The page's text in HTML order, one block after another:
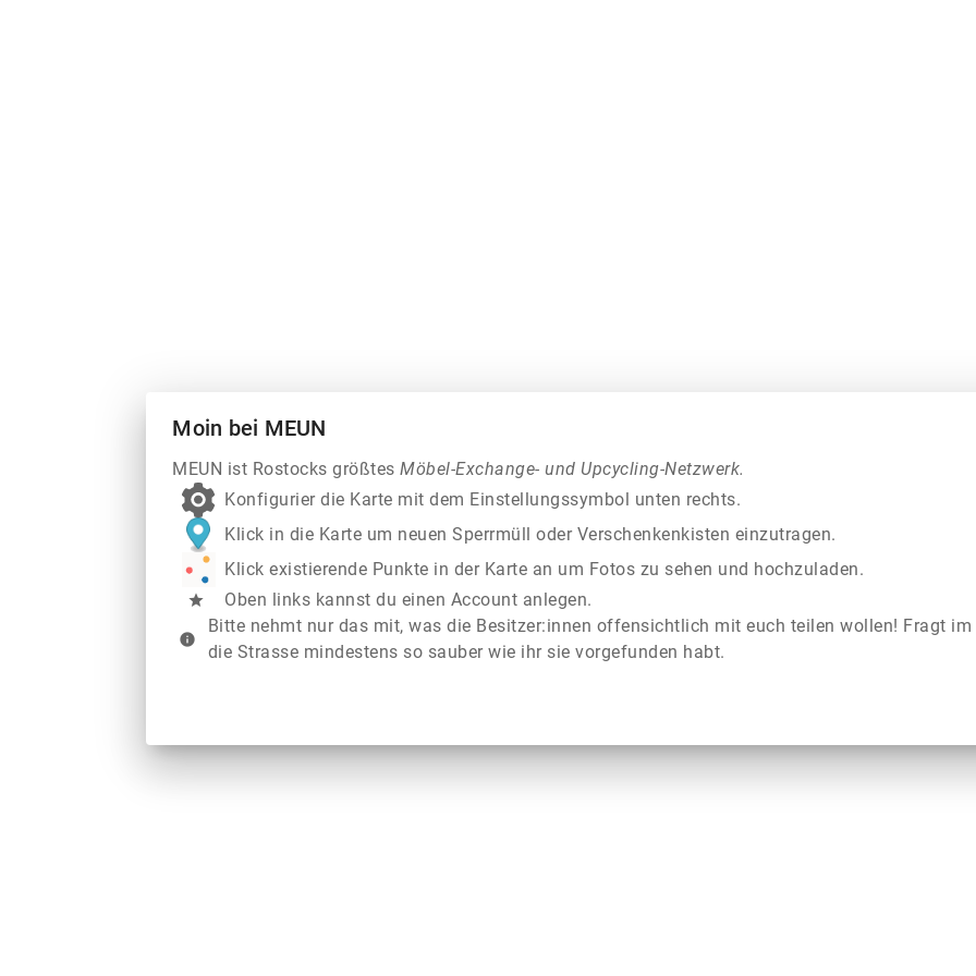
Moin bei MEUN
MEUN ist Rostocks größtesMöbel-Exchange- und Upcycling-Netzwerk.
Konfigurier die Karte mit dem Einstellungssymbol unten rechts.
Klick in die Karte um neuen Sperrmüll oder Verschenkenkisten einzutragen.
Klick existierende Punkte in der Karte an um Fotos zu sehen und hochzuladen.
star Oben links kannst du einen Account anlegen.
info
Bitte nehmt nur das mit, was die Besitzer:innen offensichtlich mit euch teilen wollen! Fragt
die Strasse mindestens so sauber wie ihr sie vorgefunden habt.